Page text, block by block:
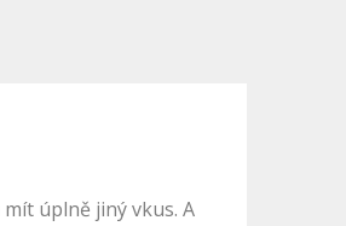
úplně jiný vkus. A